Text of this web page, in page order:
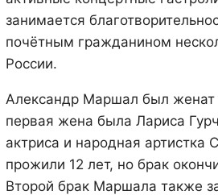
занимается
почётным гражданином
России.
Александр Маршал был
первая жена была Лариса
актриса и народная артистка
прожили 12 лет, но брак
Второй брак Маршала также